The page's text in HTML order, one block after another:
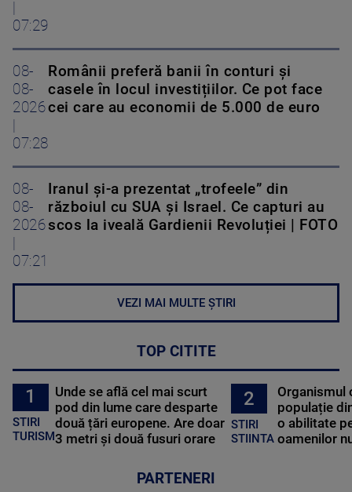
07:29
08-
08-
2026
07:28
Românii preferă banii în conturi și
casele în locul investițiilor. Ce pot face
cei care au economii de 5.000 de euro
08-
08-
2026
07:21
Iranul și-a prezentat „trofeele” din
războiul cu SUA și Israel. Ce capturi au
scos la iveală Gardienii Revoluției | FOTO
VEZI MAI MULTE ȘTIRI
TOP CITITE
1
STIRI
TURISM
Unde se află cel mai scurt
pod din lume care desparte
două țări europene. Are doar
3 metri și două fusuri orare
2
STIRI
STIINTA
Organismul
populație
o abilitate
oamenilor
PARTENERI